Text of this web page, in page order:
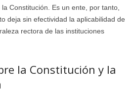
Constitución. Es un ente, por tanto,
deja sin efectividad la aplicabilidad de
rectora de las instituciones
la Constitución y la